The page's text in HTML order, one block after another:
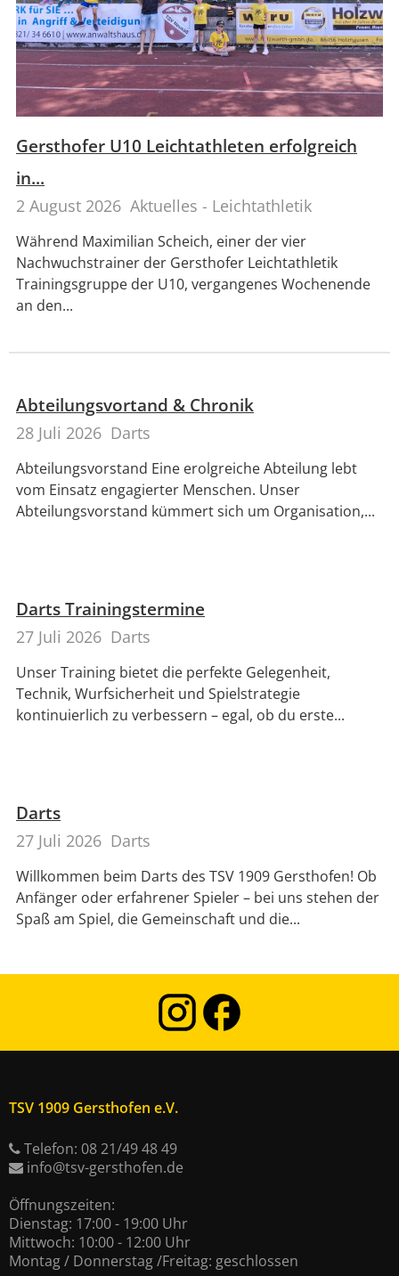
Gersthofer U10 Leichtathleten erfolgreich
in...
2 August 2026 Aktuelles - Leichtathletik
Während Maximilian Scheich, einer der vier
Nachwuchstrainer der Gersthofer Leichtathletik
Trainingsgruppe der U10, vergangenes Wochenende
an den...
Abteilungsvortand & Chronik
28 Juli 2026 Darts
Abteilungsvorstand Eine erolgreiche Abteilung lebt
vom Einsatz engagierter Menschen. Unser
Abteilungsvorstand kümmert sich um Organisation,...
Darts Trainingstermine
27 Juli 2026 Darts
Unser Training bietet die perfekte Gelegenheit,
Technik, Wurfsicherheit und Spielstrategie
kontinuierlich zu verbessern – egal, ob du erste...
Darts
27 Juli 2026 Darts
Willkommen beim Darts des TSV 1909 Gersthofen! Ob
Anfänger oder erfahrener Spieler – bei uns stehen der
Spaß am Spiel, die Gemeinschaft und die...
TSV 1909 Gersthofen e.V.
Telefon: 08 21/49 48 49
info@tsv-gersthofen.de
Öffnungszeiten:
Dienstag: 17:00 - 19:00 Uhr
Mittwoch: 10:00 - 12:00 Uhr
Montag / Donnerstag /Freitag: geschlossen